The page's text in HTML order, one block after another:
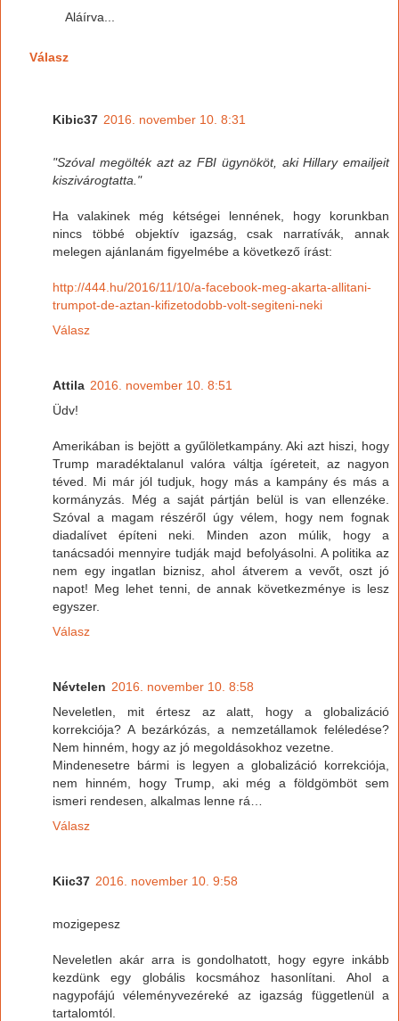
Aláírva...
Válasz
Kibic37 2016. november 10. 8:31
"Szóval megölték azt az FBI ügynököt, aki Hillary emailjeit
kiszivárogtatta."
Ha valakinek még kétségei lennének, hogy korunkban
nincs többé objektív igazság, csak narratívák, annak
melegen ajánlanám figyelmébe a következő írást:
http://444.hu/2016/11/10/a-facebook-meg-akarta-allitani-
trumpot-de-aztan-kifizetodobb-volt-segiteni-neki
Válasz
Attila 2016. november 10. 8:51
Üdv!
Amerikában is bejött a gyűlöletkampány. Aki azt hiszi, hogy
Trump maradéktalanul valóra váltja ígéreteit, az nagyon
téved. Mi már jól tudjuk, hogy más a kampány és más a
kormányzás. Még a saját pártján belül is van ellenzéke.
Szóval a magam részéről úgy vélem, hogy nem fognak
diadalívet építeni neki. Minden azon múlik, hogy a
tanácsadói mennyire tudják majd befolyásolni. A politika az
nem egy ingatlan biznisz, ahol átverem a vevőt, oszt jó
napot! Meg lehet tenni, de annak következménye is lesz
egyszer.
Válasz
Névtelen 2016. november 10. 8:58
Neveletlen, mit értesz az alatt, hogy a globalizáció
korrekciója? A bezárkózás, a nemzetállamok feléledése?
Nem hinném, hogy az jó megoldásokhoz vezetne.
Mindenesetre bármi is legyen a globalizáció korrekciója,
nem hinném, hogy Trump, aki még a földgömböt sem
ismeri rendesen, alkalmas lenne rá…
Válasz
Kiic37 2016. november 10. 9:58
mozigepesz
Neveletlen akár arra is gondolhatott, hogy egyre inkább
kezdünk egy globális kocsmához hasonlítani. Ahol a
nagypofájú véleményvezéreké az igazság függetlenül a
tartalomtól.